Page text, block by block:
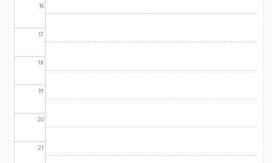
16
17
18
19
20
21